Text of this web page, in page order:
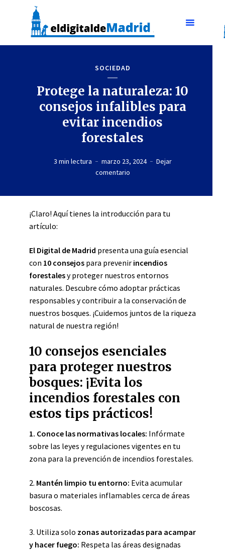
SOCIEDAD
Protege la naturaleza: 10
consejos infalibles para
evitar incendios
forestales
3 min lectura marzo 23, 2024
Dejar
comentario
¡Claro! Aquí tienes la introducción para tu
artículo:
El Digital de Madrid presenta una guía esencial
con 10 consejos para prevenir incendios
forestalesy proteger nuestros entornos
naturales. Descubre cómo adoptar prácticas
responsables y contribuir a la conservación de
nuestros bosques. ¡Cuidemos juntos de la riqueza
natural de nuestra región!
10 consejos esenciales
para proteger nuestros
bosques: ¡Evita los
incendios forestales con
estos tips prácticos!
1. Conoce las normativas locales: Infórmate
sobre las leyes y regulaciones vigentes en tu
zona para la prevención de incendios forestales.
2. Mantén limpio tu entorno: Evita acumular
basura o materiales inflamables cerca de áreas
boscosas.
3. Utiliza solo zonas autorizadas para acampar
y hacer fuego: Respeta las áreas designadas